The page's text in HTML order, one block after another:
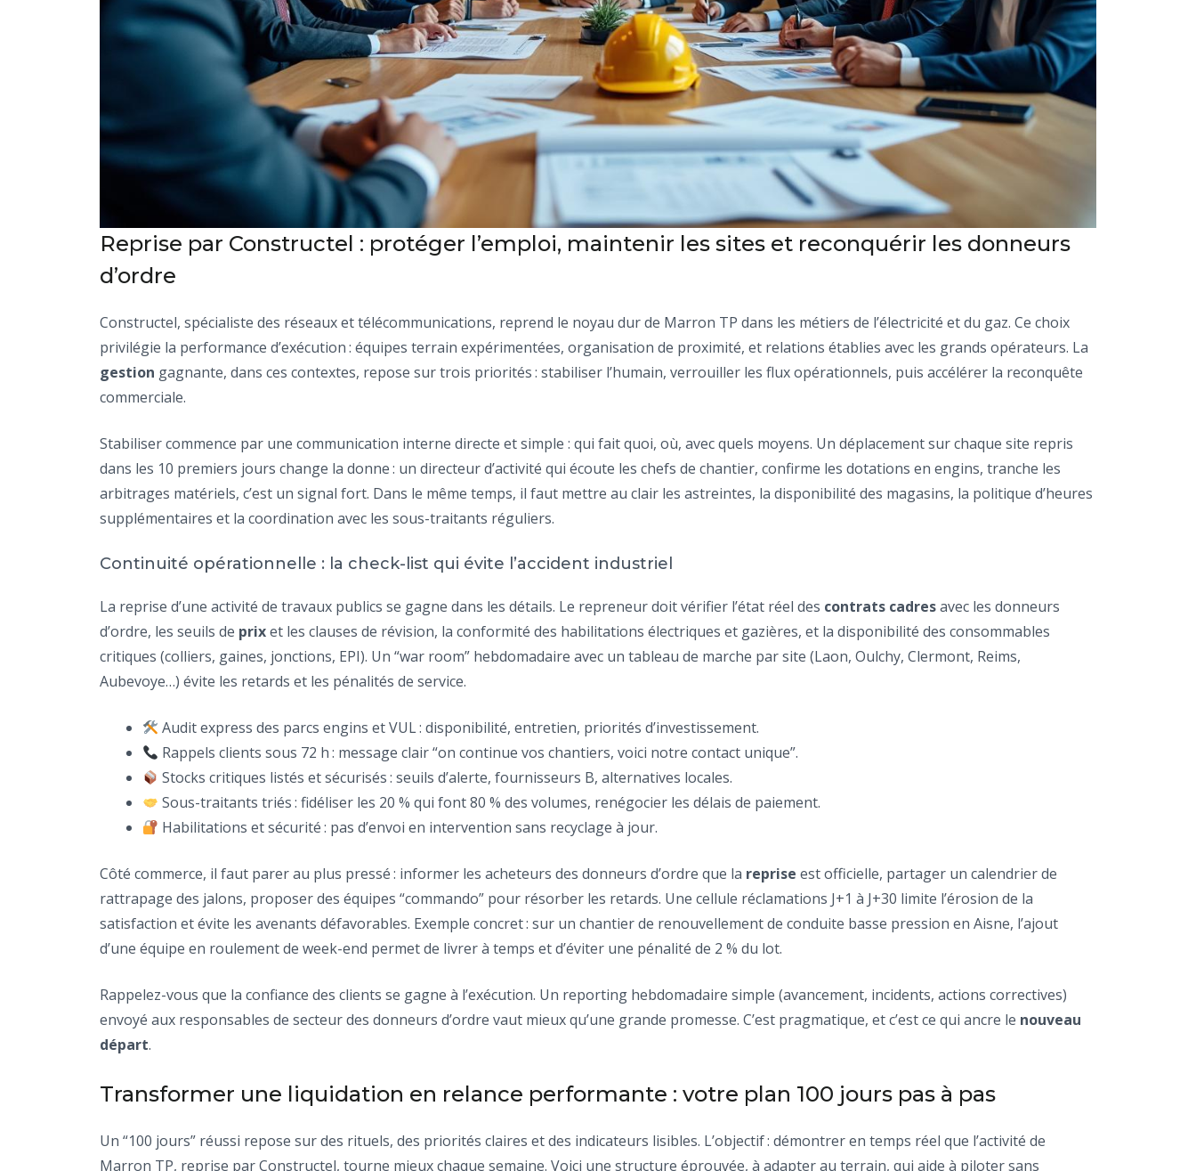
Reprise par Constructel : protéger l’emploi, maintenir les sites et reconquérir les donneurs
d’ordre
Constructel, spécialiste des réseaux et télécommunications, reprend le noyau dur de Marron TP dans les métiers de l’électricité et du gaz. Ce choix
privilégie la performance d’exécution : équipes terrain expérimentées, organisation de proximité, et relations établies avec les grands opérateurs. La
gestion gagnante, dans ces contextes, repose sur trois priorités : stabiliser l’humain, verrouiller les flux opérationnels, puis accélérer la reconquête
commerciale.
Stabiliser commence par une communication interne directe et simple : qui fait quoi, où, avec quels moyens. Un déplacement sur chaque site repris
dans les 10 premiers jours change la donne : un directeur d’activité qui écoute les chefs de chantier, confirme les dotations en engins, tranche les
arbitrages matériels, c’est un signal fort. Dans le même temps, il faut mettre au clair les astreintes, la disponibilité des magasins, la politique d’heures
supplémentaires et la coordination avec les sous-traitants réguliers.
Continuité opérationnelle : la check-list qui évite l’accident industriel
La reprise d’une activité de travaux publics se gagne dans les détails. Le repreneur doit vérifier l’état réel des contrats cadresavec les donneurs
d’ordre, les seuils de prixet les clauses de révision, la conformité des habilitations électriques et gazières, et la disponibilité des consommables
critiques (colliers, gaines, jonctions, EPI). Un “war room” hebdomadaire avec un tableau de marche par site (Laon, Oulchy, Clermont, Reims,
Aubevoye…) évite les retards et les pénalités de service.
Audit express des parcs engins et VUL : disponibilité, entretien, priorités d’investissement.
Rappels clients sous 72 h : message clair “on continue vos chantiers, voici notre contact unique”.
Stocks critiques listés et sécurisés : seuils d’alerte, fournisseurs B, alternatives locales.
Sous-traitants triés : fidéliser les 20 % qui font 80 % des volumes, renégocier les délais de paiement.
Habilitations et sécurité : pas d’envoi en intervention sans recyclage à jour.
Côté commerce, il faut parer au plus pressé : informer les acheteurs des donneurs d’ordre que la reprise est officielle, partager un calendrier de
rattrapage des jalons, proposer des équipes “commando” pour résorber les retards. Une cellule réclamations J+1 à J+30 limite l’érosion de la
satisfaction et évite les avenants défavorables. Exemple concret : sur un chantier de renouvellement de conduite basse pression en Aisne, l’ajout
d’une équipe en roulement de week-end permet de livrer à temps et d’éviter une pénalité de 2 % du lot.
Rappelez-vous que la confiance des clients se gagne à l’exécution. Un reporting hebdomadaire simple (avancement, incidents, actions correctives)
envoyé aux responsables de secteur des donneurs d’ordre vaut mieux qu’une grande promesse. C’est pragmatique, et c’est ce qui ancre le nouveau
départ.
Transformer une liquidation en relance performante : votre plan 100 jours pas à pas
Un “100 jours” réussi repose sur des rituels, des priorités claires et des indicateurs lisibles. L’objectif : démontrer en temps réel que l’activité de
Marron TP, reprise par Constructel, tourne mieux chaque semaine. Voici une structure éprouvée, à adapter au terrain, qui aide à piloter sans